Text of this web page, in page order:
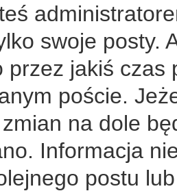
swoje posty.
przez jakiś
poście.
na dole
Informacja
postu